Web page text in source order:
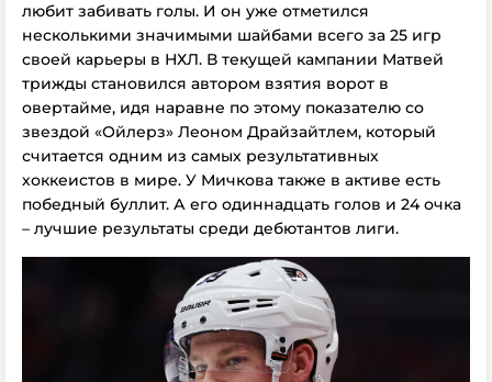
любит забивать голы. И он уже отметился
несколькими значимыми шайбами всего за 25 игр
своей карьеры в НХЛ. В текущей кампании Матвей
трижды становился автором взятия ворот в
овертайме, идя наравне по этому показателю со
звездой «Ойлерз» Леоном Драйзайтлем, который
считается одним из самых результативных
хоккеистов в мире. У Мичкова также в активе есть
победный буллит. А его одиннадцать голов и 24 очка
– лучшие результаты среди дебютантов лиги.